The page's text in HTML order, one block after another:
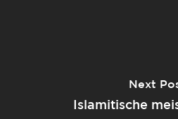
Next
Islamitische